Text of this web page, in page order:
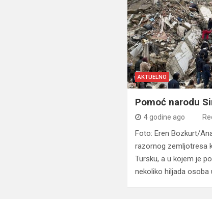
AKTUELNO
Pomoć narodu
4 godine ago
Foto: Eren Bozkurt/
razornog zemljotresa
Tursku, a u kojem je
nekoliko hiljada osoba